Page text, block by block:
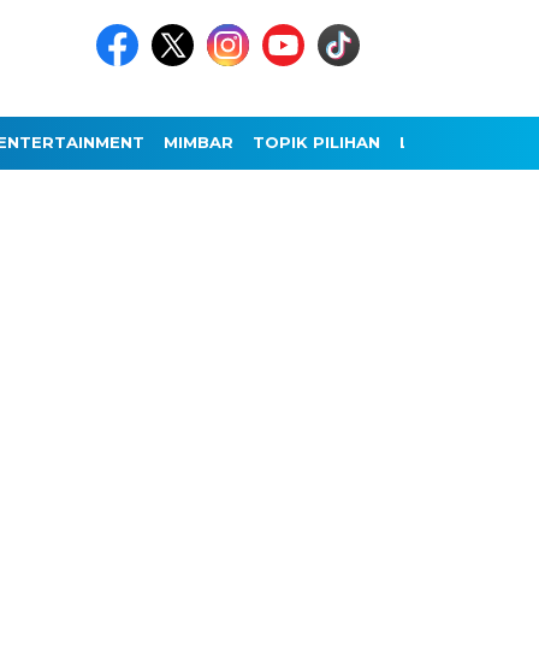
MIMBAR TOPIK PILIHAN LAINNYA